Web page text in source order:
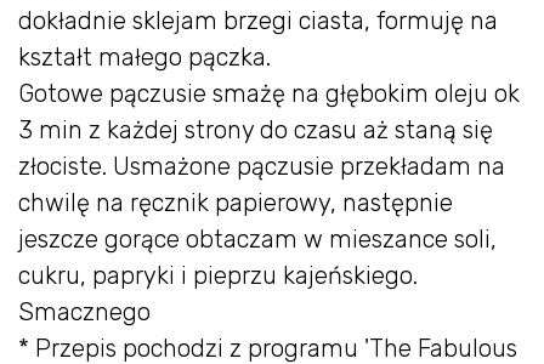
dokładnie sklejam brzegi ciasta, formuję na
kształt małego pączka.
Gotowe pączusie smażę na głębokim oleju ok
3 min z każdej strony do czasu aż staną się
złociste. Usmażone pączusie przekładam na
chwilę na ręcznik papierowy, następnie
jeszcze gorące obtaczam w mieszance soli,
cukru, papryki i pieprzu kajeńskiego.
Smacznego
* Przepis pochodzi z programu 'The Fabulous